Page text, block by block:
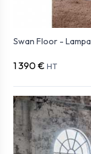
Swan Floor -
1 390 € HT